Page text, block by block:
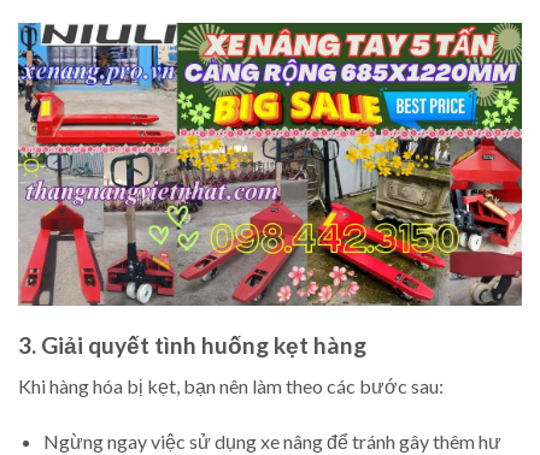
3. Giải quyết tình huống kẹt hàng
Khi hàng hóa bị kẹt, bạn nên làm theo các bước sau:
Ngừng ngay việc sử dụng xe nâng để tránh gây thêm hư